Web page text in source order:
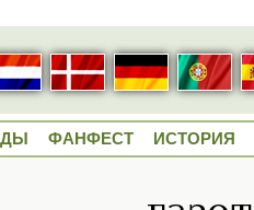
ФАНФЕСТ ИСТОРИЯ